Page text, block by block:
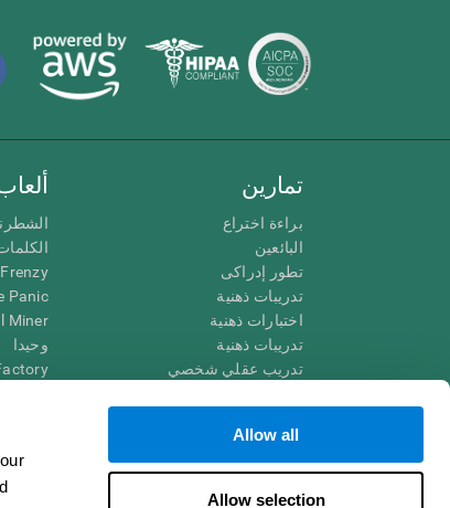
Allow all
Allow selection
Panic
Miner
وحيدا
قم
فوضى
تمارين
براءة اختراع
البائعين
تطور إدراكى
تدريبات ذهنية
اختبارات ذهنية
تدريبات ذهنية
تدريب عقلي شخصي
فهم القراءة
الأطفال الموهوبون
معارك الدماغ